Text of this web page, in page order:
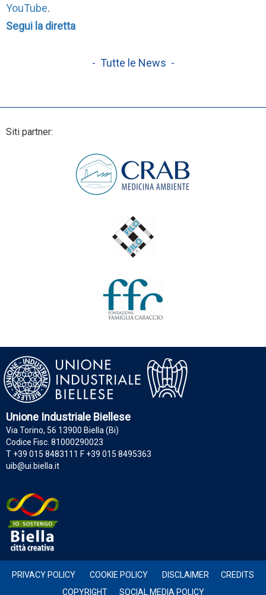
YouTube.
Segui la diretta
- Tutte le News -
Siti partner:
Unione Industriale Biellese
Via Torino, 56 13900 Biella (Bi)
Codice Fisc. 81000290023
T +39 015 8483111 F +39 015 8495363
uib@ui.biella.it
PRIVACY POLICY COOKIE POLICY DISCLAIMER
CREDITS
COPYRIGHT
SOCIAL MEDIA POLICY